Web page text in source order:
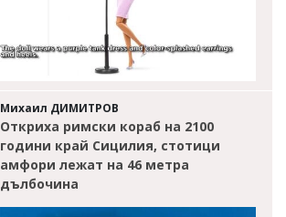
Михаил ДИМИТРОВ
Откриха римски кораб на 2100
години край Сицилия, стотици
амфори лежат на 46 метра
дълбочина